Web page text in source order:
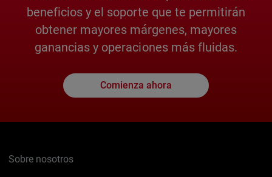
beneficios y el soporte que te permitirán
obtener mayores márgenes, mayores
ganancias y operaciones más fluidas.
Comienza ahora
Sobre nosotros